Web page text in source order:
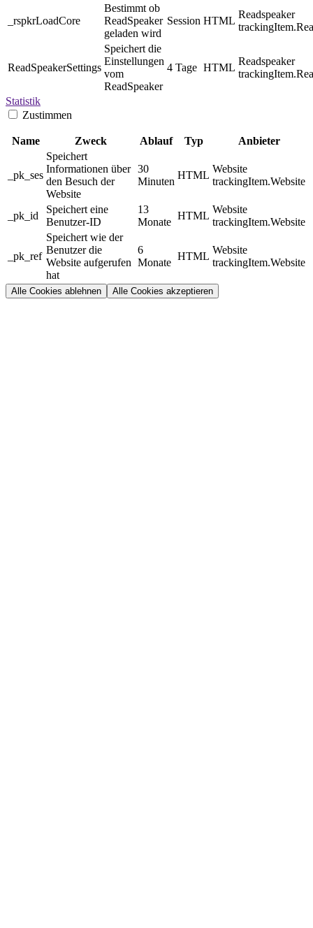
_rspkrLoadCore
Bestimmt ob
ReadSpeaker
geladen wird
Session HTML
Readspeaker
ReadSpeakerSettings
Speichert die
Einstellungen
vom
ReadSpeaker
4 Tage HTML
Readspeaker
Statistik
Zustimmen
Name Zweck Ablauf Typ Anbieter
_pk_ses
Speichert
Informationen über
den Besuch der
Website
30
Minuten
HTML
Website
trackingItem.Website
_pk_id
Speichert eine
Benutzer-ID
13
Monate
HTML
Website
trackingItem.Website
_pk_ref
Speichert wie der
Benutzer die
Website aufgerufen
hat
6
Monate
HTML
Website
trackingItem.Website
Alle Cookies ablehnen Alle Cookies akzeptieren